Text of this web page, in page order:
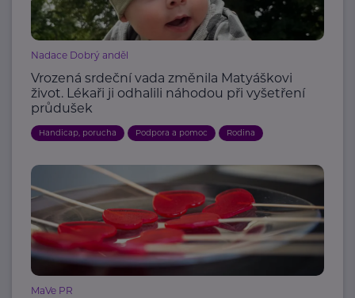
Nadace Dobrý anděl
Vrozená srdeční vada změnila Matyáškovi
život. Lékaři ji odhalili náhodou při vyšetření
průdušek
Handicap, porucha Podpora a pomoc Rodina
MaVe PR